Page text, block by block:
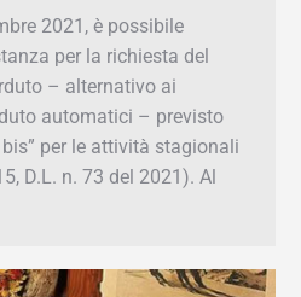
2021, è possibile
per la richiesta del
– alternativo ai
automatici – previsto
per le attività
da 5 a 15, D.L. n. 73 del